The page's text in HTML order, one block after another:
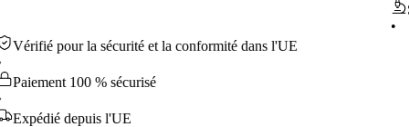
pour la sécurité et la conformité dans l'UE
100 % sécurisé
depuis l'UE